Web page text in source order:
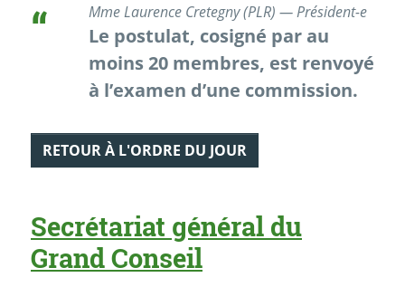
Mme Laurence Cretegny (PLR) — Président-e
Le postulat, cosigné par au
moins 20 membres, est renvoyé
à l’examen d’une commission.
RETOUR À L'ORDRE DU JOUR
Secrétariat général du
Grand Conseil